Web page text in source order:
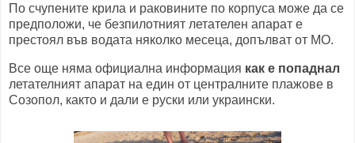
По счупените крила и раковините по корпуса може да се
предположи, че безпилотният летателен апарат е
престоял във водата няколко месеца, допълват от МО.
Все още няма официална информация как е попаднал
летателният апарат на един от централните плажове в
Созопол, както и дали е руски или украински.